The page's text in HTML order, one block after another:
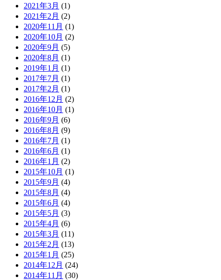
2021年3月 (1)
2021年2月 (2)
2020年11月 (1)
2020年10月 (2)
2020年9月 (5)
2020年8月 (1)
2019年1月 (1)
2017年7月 (1)
2017年2月 (1)
2016年12月 (2)
2016年10月 (1)
2016年9月 (6)
2016年8月 (9)
2016年7月 (1)
2016年6月 (1)
2016年1月 (2)
2015年10月 (1)
2015年9月 (4)
2015年8月 (4)
2015年6月 (4)
2015年5月 (3)
2015年4月 (6)
2015年3月 (11)
2015年2月 (13)
2015年1月 (25)
2014年12月 (24)
2014年11月 (30)